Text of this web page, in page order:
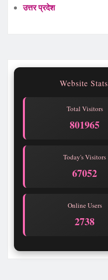
उत्तर प्रदेश
Website Stats
Total Visitors
801967
Today's Visitors
67054
Online Users
2738